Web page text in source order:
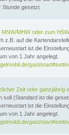
Stunde gesetzt
MNW/MHW oder zum HSW
z.B. auf die
ist die
von 1 Jahr angelegt.
gast/
Zeit oder ganzjährig
soll (Standard ist die
ist die
von 1 Jahr angelegt.
gast/